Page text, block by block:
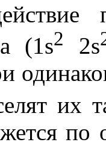
(1s2 2s
их